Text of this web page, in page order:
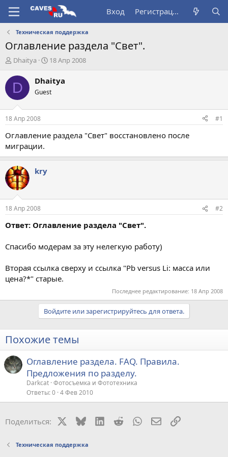
Вход Регистрация
Техническая поддержка
Оглавление раздела "Свет".
А
т
т
е
м
ы
Dhaitya
Д
т
н
а
л
18 Апр 2008
D Dhaitya
Guest
18 Апр 2008 #1
Оглавление раздела "Свет" восстановлено после
миграции.
kry
18 Апр 2008 #2
Ответ: Оглавление раздела "Свет".
Спасибо модерам за эту нелегкую работу)
Вторая ссылка сверху и ссылка "Pb versus Li: масса или
цена?*" старые.
Последнее редактирование: 18 Апр 2008
Войдите или зарегистрируйтесь для ответа.
Похожие темы
Оглавление раздела. FAQ. Правила.
Предложения по разделу.
Darkcat Фотосъемка и Фототехника
Ответы 0 4 Фев 2010
Поделиться: BlueskyLinkedIn
RedditWhatsAppЭлектронная
Ссылка
Техническая поддержка